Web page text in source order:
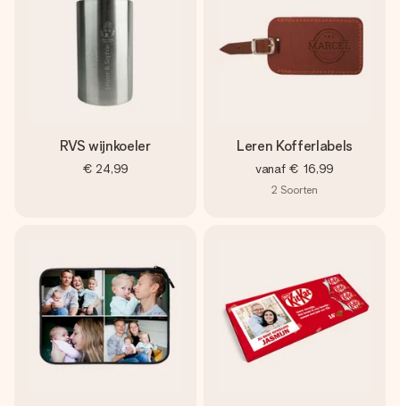
RVS wijnkoeler
€ 24,99
Leren Kofferlabels
vanaf € 16,99
2 Soorten